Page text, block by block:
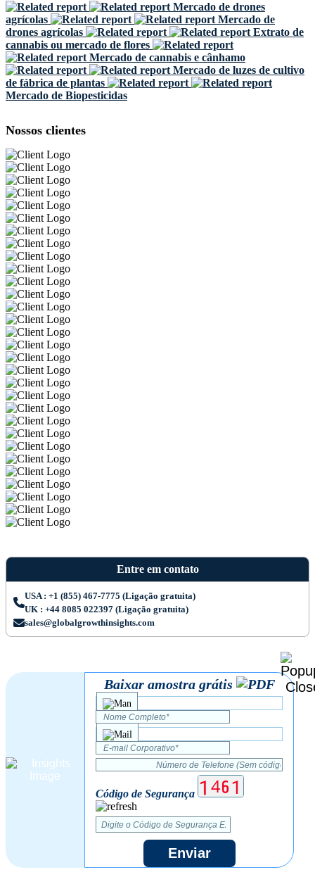
Mercado de drones
agrícolas
Mercado de
drones agrícolas
Extrato de
cannabis ou mercado de flores
Mercado de cannabis e cânhamo
Mercado de luzes de cultivo
de fábrica de plantas
Mercado de Biopesticidas
Nossos clientes
Entre em contato
USA : +1 (855) 467-7775 (Ligação gratuita)
UK : +44 8085 022397 (Ligação gratuita)
sales@globalgrowthinsights.com
Baixar amostra grátis
Código de Segurança
Enviar